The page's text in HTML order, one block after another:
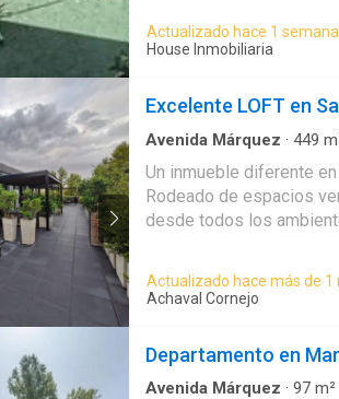
USD 149000 null. El
superficie cubierta es
superficie total es de
cuenta con: 2
Cochera. Apto credito.
Mapaprop
Actualizado hace 1 semana
House Inmobiliaria
Excelente LOFT en
Avenida Márquez · 449
Gimnasio·Seguridad·
Un inmueble diferente
Rodeado de espacios
desde todos los
diaria. Terraza de
recepción, playroom y
cocheras, cada una
Actualizado hace más de 1
Achaval Cornejo
Departamento en
Avenida Márquez · 97 m²